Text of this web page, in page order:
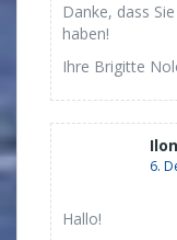
Danke, dass
haben!
Ihre Brigitte
6.
Hallo!